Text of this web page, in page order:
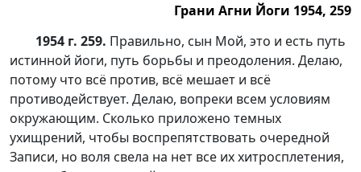
Грани Агни Йоги 1954, 259
1954 г. 259. Правильно, сын Мой, это и есть путь
истинной йоги, путь борьбы и преодоления. Делаю,
потому что всё против, всё мешает и всё
противодействует. Делаю, вопреки всем условиям
окружающим. Сколько приложено темных
ухищрений, чтобы воспрепятствовать очередной
Записи, но воля свела на нет все их хитросплетения,